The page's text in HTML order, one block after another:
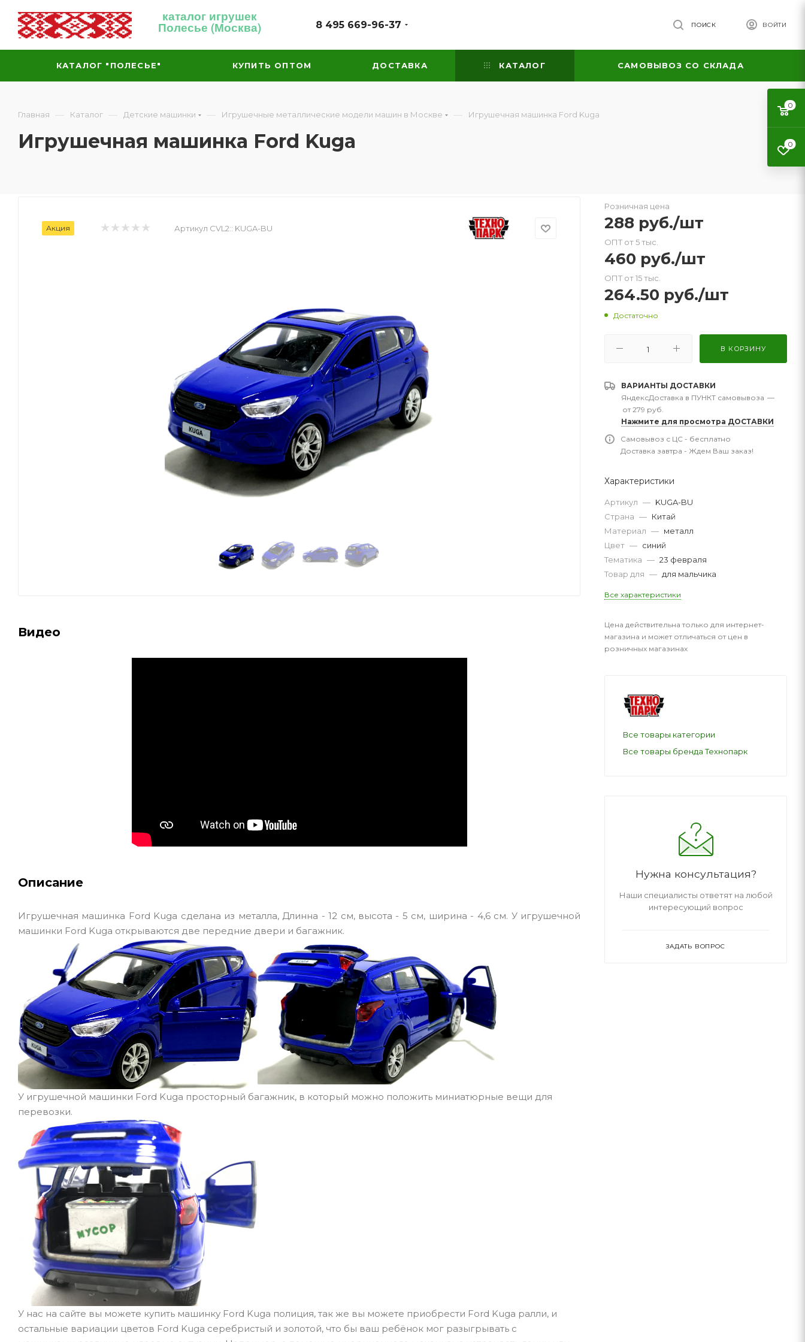
каталог игрушек
Полесье (Москва) 8 495 669-96-37 ВОЙТИ
ПОИСК
КАТАЛОГ "ПОЛЕСЬЕ" КУПИТЬ ОПТОМ ДОСТАВКА КАТАЛОГ САМОВЫВОЗ СО СКЛАДА
Главная — Каталог — Детские машинки — Игрушечные металлические модели машин в Москве — Игрушечная машинка Ford Kuga
Игрушечная машинка Ford Kuga
Акция Артикул CVL2:: KUGA-BU
Видео
Описание
Игрушечная машинка Ford Kuga сделана из металла, Длинна - 12 см, высота - 5 см, ширина - 4,6 см. У игрушечной
машинки Ford Kuga открываются две передние двери и багажник.
У игрушечной машинки Ford Kuga просторный багажник, в который можно положить миниатюрные вещи для
перевозки.
У нас на сайте вы можете купить машинку Ford Kuga полиция, так же вы можете приобрести Ford Kuga ралли, и
остальные вариации цветов Ford Kuga серебристый и золотой, что бы ваш ребёнок мог разыгрывать с
Розничная цена
288 руб./шт
ОПТ от 5 тыс.
460 руб./шт
ОПТ от 15 тыс.
264.50 руб./шт
Достаточно
В КОРЗИНУ
ВАРИАНТЫ ДОСТАВКИ
ЯндексДоставка в ПУНКТ самовывоза —
от 279 руб.
Нажмите для просмотра ДОСТАВКИ
Самовывоз с ЦС - бесплатно
Доставка завтра - Ждем Ваш заказ!
Характеристики
Артикул — KUGA-BU
Страна — Китай
Материал — металл
Цвет — синий
Тематика — 23 февраля
Товар для — для мальчика
Все характеристики
Цена действительна только для интернет-
магазина и может отличаться от цен в
розничных магазинах
Все товары категории
Все товары бренда Технопарк
Нужна консультация?
Наши специалисты ответят на любой
интересующий вопрос
ЗАДАТЬ ВОПРОС
0
0